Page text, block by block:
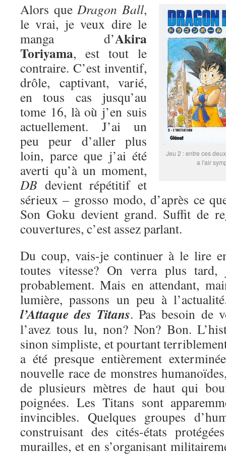
Jeu 2 : entre ces
a l'air
Alors queDragon Ball,
le vrai, je veux dire le
manga d’Akira
Toriyama, est tout le
contraire. C’est inventif,
drôle, captivant, varié,
en tous cas jusqu’au
tome 16, là où j’en suis
actuellement. J’ai un
peu peur d’aller plus
loin, parce que j’ai été
averti qu’à un moment,
DB devient répétitif et
sérieux – grosso modo, d’après ce
Son Goku devient grand. Suffit de
couvertures, c’est assez parlant.
Du coup, vais-je continuer à le lire
toutes vitesse? On verra plus
probablement. Mais en attendant,
lumière, passons un peu à
l’Attaque des Titans. Pas besoin de
l’avez tous lu, non? Non? Bon.
sinon simpliste, et pourtant
a été presque entièrement
nouvelle race de monstres
de plusieurs mètres de haut qui
poignées. Les Titans sont
invincibles. Quelques groupes
construisant des cités-états
murailles, et en s’organisant